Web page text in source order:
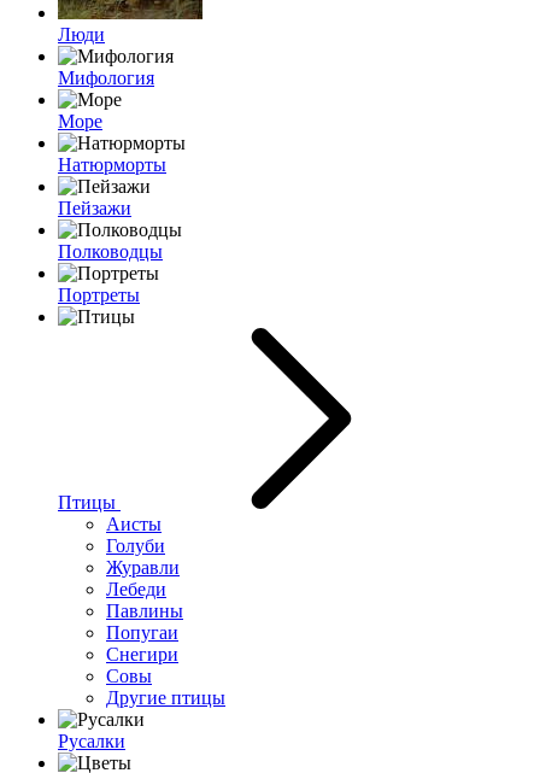
Люди
Мифология
Море
Натюрморты
Пейзажи
Полководцы
Портреты
Птицы
Аисты
Голуби
Журавли
Лебеди
Павлины
Попугаи
Снегири
Совы
Другие птицы
Русалки